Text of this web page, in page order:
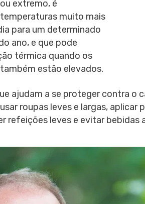
extremo, é
muito mais
para um determinado
ano, e que pode
térmica quando os
estão elevados.
ajudam a se proteger contra o
roupas leves e largas, aplicar
refeições leves e evitar bebidas